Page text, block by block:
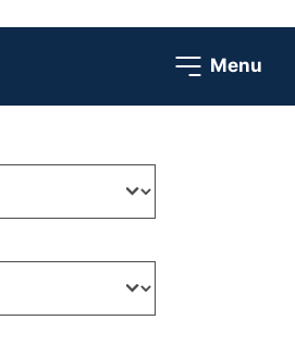
Menu